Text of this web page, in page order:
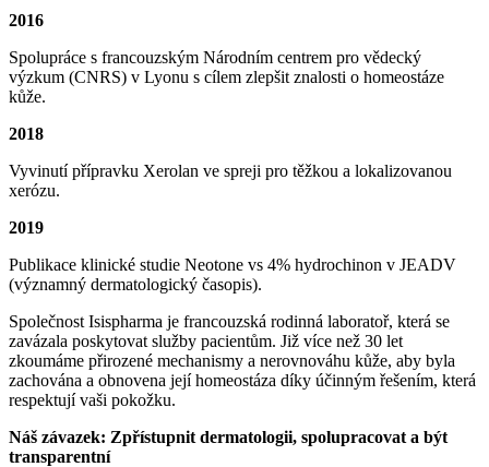
2016
Spolupráce s francouzským Národním centrem pro vědecký
výzkum (CNRS) v Lyonu s cílem zlepšit znalosti o homeostáze
kůže.
2018
Vyvinutí přípravku Xerolan ve spreji pro těžkou a lokalizovanou
xerózu.
2019
Publikace klinické studie Neotone vs 4% hydrochinon v JEADV
(významný dermatologický časopis).
Společnost Isispharma je francouzská rodinná laboratoř, která se
zavázala poskytovat služby pacientům. Již více než 30 let
zkoumáme přirozené mechanismy a nerovnováhu kůže, aby byla
zachována a obnovena její homeostáza díky účinným řešením, která
respektují vaši pokožku.
Náš závazek: Zpřístupnit dermatologii, spolupracovat a být
transparentní